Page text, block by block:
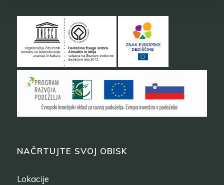
NAČRTUJTE SVOJ OBISK
Lokacije